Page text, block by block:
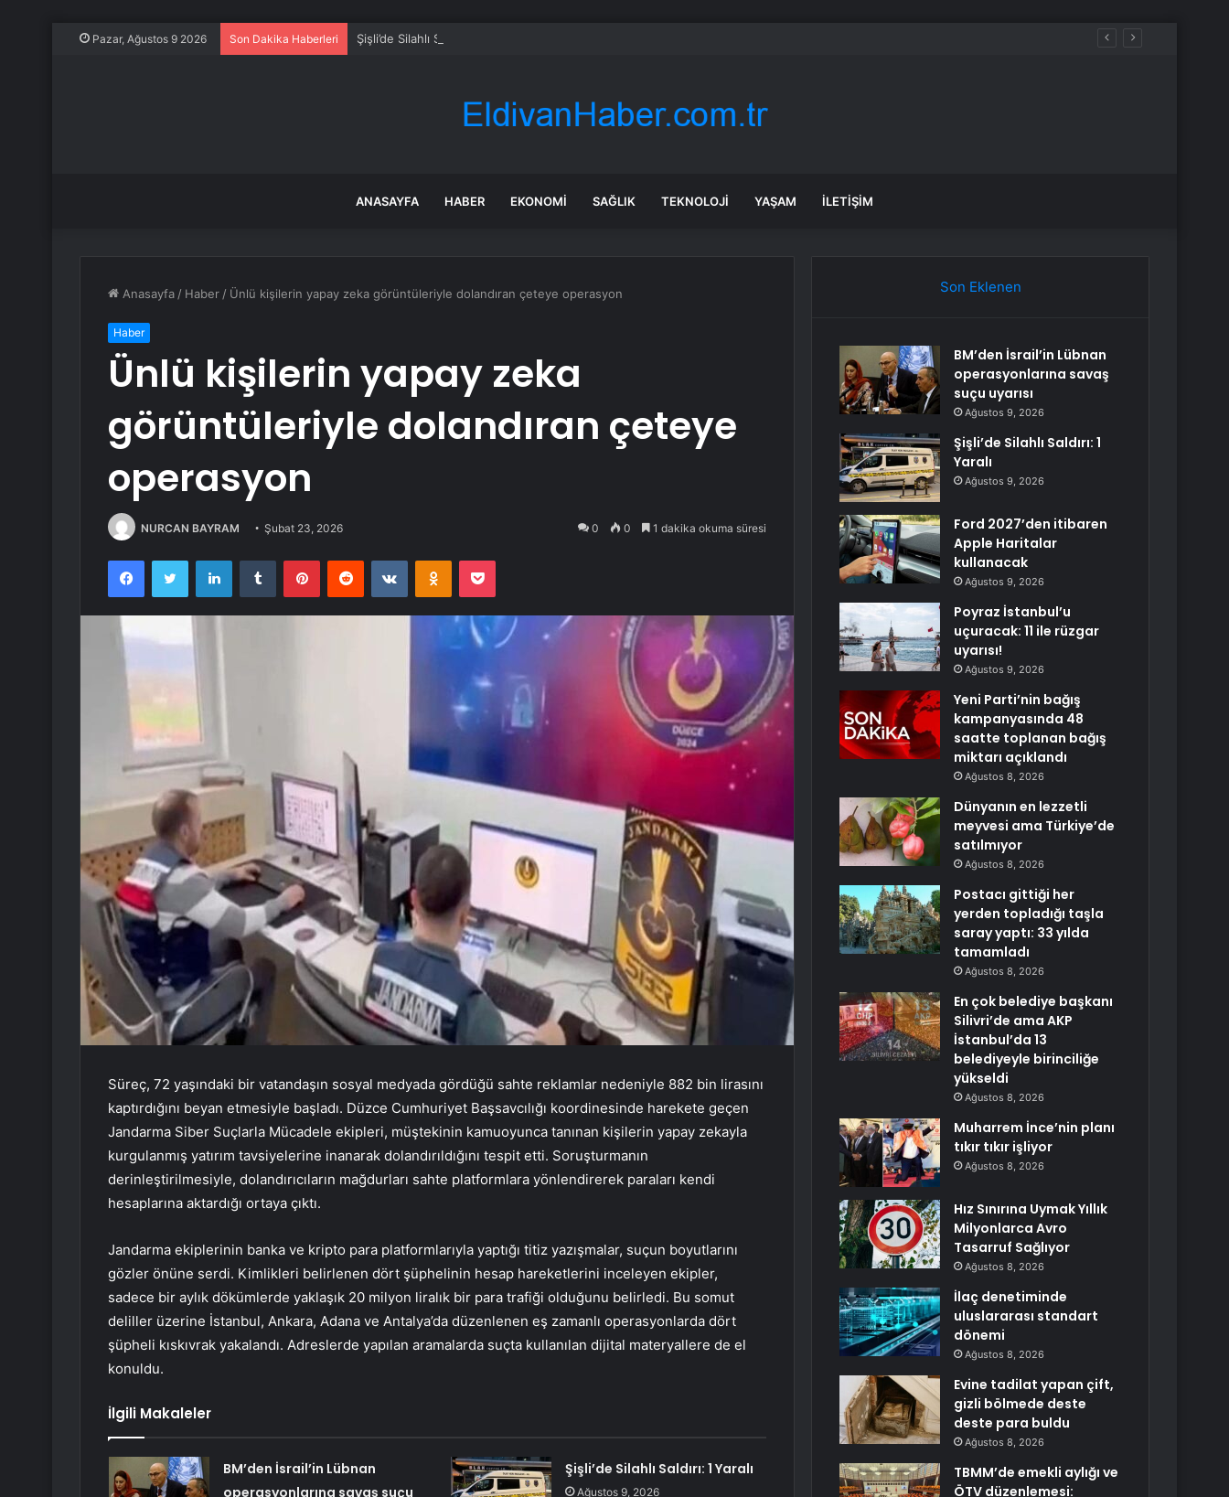
Pazar, Ağustos 9 2026 Son Dakika Haberleri Şişli’de Silahlı Saldırı: 1 Yaralı
ANASAYFA HABER EKONOMI SAĞLIK TEKNOLOJI YAŞAM İLETIŞIM
Anasayfa / Haber / Ünlü kişilerin yapay zeka görüntüleriyle dolandıran çeteye operasyon
Haber
Ünlü kişilerin yapay zeka
görüntüleriyle dolandıran çeteye
operasyon
NURCAN BAYRAM Şubat 23, 2026 0 0 1 dakika okuma süresi
FacebookTwitter LinkedInTumblr PinterestReddit VKontakteOdnoklassniki
Pocket
Süreç, 72 yaşındaki bir vatandaşın sosyal medyada gördüğü sahte reklamlar nedeniyle 882 bin lirasını
kaptırdığını beyan etmesiyle başladı. Düzce Cumhuriyet Başsavcılığı koordinesinde harekete geçen
Jandarma Siber Suçlarla Mücadele ekipleri, müştekinin kamuoyunca tanınan kişilerin yapay zekayla
kurgulanmış yatırım tavsiyelerine inanarak dolandırıldığını tespit etti. Soruşturmanın
derinleştirilmesiyle, dolandırıcıların mağdurları sahte platformlara yönlendirerek paraları kendi
hesaplarına aktardığı ortaya çıktı.
Jandarma ekiplerinin banka ve kripto para platformlarıyla yaptığı titiz yazışmalar, suçun boyutlarını
gözler önüne serdi. Kimlikleri belirlenen dört şüphelinin hesap hareketlerini inceleyen ekipler,
sadece bir aylık dökümlerde yaklaşık 20 milyon liralık bir para trafiği olduğunu belirledi. Bu somut
deliller üzerine İstanbul, Ankara, Adana ve Antalya’da düzenlenen eş zamanlı operasyonlarda dört
şüpheli kıskıvrak yakalandı. Adreslerde yapılan aramalarda suçta kullanılan dijital materyallere de el
konuldu.
İlgili Makaleler
BM’den İsrail’in Lübnan
operasyonlarına savaş suçu
Şişli’de Silahlı Saldırı: 1 Yaralı
Ağustos 9, 2026
Son Eklenen
BM’den İsrail’in Lübnan
operasyonlarına savaş
suçu uyarısı
Ağustos 9, 2026
Şişli’de Silahlı Saldırı: 1
Yaralı
Ağustos 9, 2026
Ford 2027’den itibaren
Apple Haritalar
kullanacak
Ağustos 9, 2026
Poyraz İstanbul’u
uçuracak: 11 ile rüzgar
uyarısı!
Ağustos 9, 2026
Yeni Parti’nin bağış
kampanyasında 48
saatte toplanan bağış
miktarı açıklandı
Ağustos 8, 2026
Dünyanın en lezzetli
meyvesi ama Türkiye’de
satılmıyor
Ağustos 8, 2026
Postacı gittiği her
yerden topladığı taşla
saray yaptı: 33 yılda
tamamladı
Ağustos 8, 2026
En çok belediye başkanı
Silivri’de ama AKP
İstanbul’da 13
belediyeyle birinciliğe
yükseldi
Ağustos 8, 2026
Muharrem İnce’nin planı
tıkır tıkır işliyor
Ağustos 8, 2026
Hız Sınırına Uymak Yıllık
Milyonlarca Avro
Tasarruf Sağlıyor
Ağustos 8, 2026
İlaç denetiminde
uluslararası standart
dönemi
Ağustos 8, 2026
Evine tadilat yapan çift,
gizli bölmede deste
deste para buldu
Ağustos 8, 2026
TBMM’de emekli aylığı ve
ÖTV düzenlemesi: